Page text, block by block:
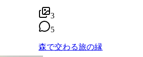
3
5
森で交わる旅の縁